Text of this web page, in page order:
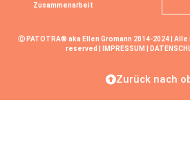
Zusammenarbeit
Ⓒ PATOTRA® aka Ellen Gromann 2014-2024 |
reserved |
IMPRESSUM
Zurück nach